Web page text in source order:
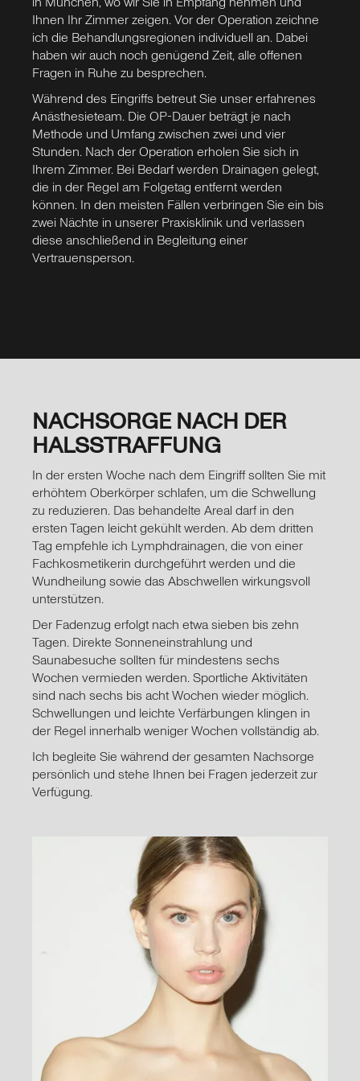
Ihnen Ihr Zimmer zeigen. Vor der Operation zeichne
ich die Behandlungsregionen individuell an. Dabei
haben wir auch noch genügend Zeit, alle offenen
Fragen in Ruhe zu besprechen.
Während des Eingriffs betreut Sie unser erfahrenes
Anästhesieteam. Die OP-Dauer beträgt je nach
Methode und Umfang zwischen zwei und vier
Stunden. Nach der Operation erholen Sie sich in
Ihrem Zimmer. Bei Bedarf werden Drainagen gelegt,
die in der Regel am Folgetag entfernt werden
können. In den meisten Fällen verbringen Sie ein bis
zwei Nächte in unserer Praxisklinik und verlassen
diese anschließend in Begleitung einer
Vertrauensperson.
NACHSORGE NACH DER
HALSSTRAFFUNG
In der ersten Woche nach dem Eingriff sollten Sie mit
erhöhtem Oberkörper schlafen, um die Schwellung
zu reduzieren. Das behandelte Areal darf in den
ersten Tagen leicht gekühlt werden. Ab dem dritten
Tag empfehle ich Lymphdrainagen, die von einer
Fachkosmetikerin durchgeführt werden und die
Wundheilung sowie das Abschwellen wirkungsvoll
unterstützen.
Der Fadenzug erfolgt nach etwa sieben bis zehn
Tagen. Direkte Sonneneinstrahlung und
Saunabesuche sollten für mindestens sechs
Wochen vermieden werden. Sportliche Aktivitäten
sind nach sechs bis acht Wochen wieder möglich.
Schwellungen und leichte Verfärbungen klingen in
der Regel innerhalb weniger Wochen vollständig ab.
Ich begleite Sie während der gesamten Nachsorge
persönlich und stehe Ihnen bei Fragen jederzeit zur
Verfügung.